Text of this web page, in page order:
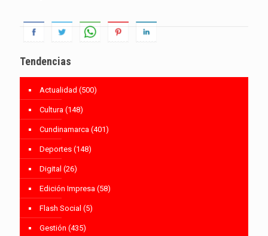
Tendencias
Actualidad (500)
Cultura (148)
Cundinamarca (401)
Deportes (148)
Digital (26)
Edición Impresa (58)
Flash Social (5)
Gestión (435)